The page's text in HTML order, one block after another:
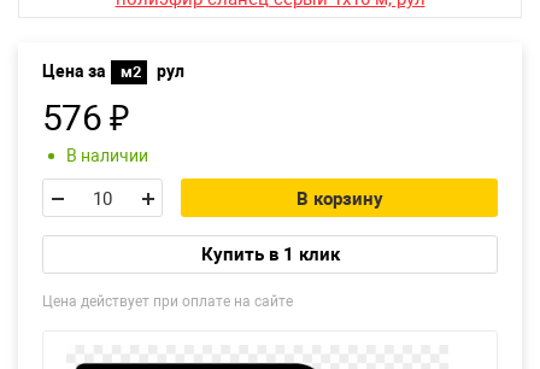
Цена за м2 рул
576 ₽
В наличии
В корзину
Купить в 1 клик
Цена действует при оплате на сайте
Екатеринбург